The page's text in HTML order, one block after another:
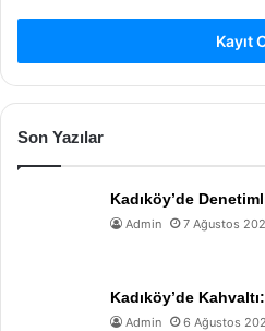
Kayıt
Son Yazılar
Kadıköy’de
Admin 7 Ağustos
Kadıköy’de
Admin 6 Ağustos